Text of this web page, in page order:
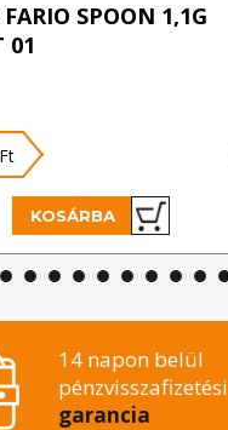
SPOON 1,1G
01
Ft
KOSÁRBA
14 napon belül
pénzvisszafizetési
garancia